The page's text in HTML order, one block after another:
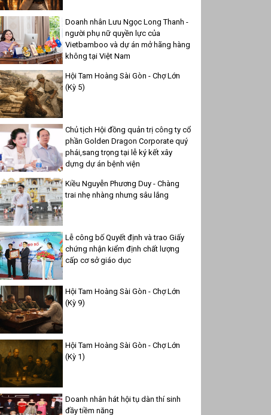
Doanh nhân Lưu Ngọc Long Thanh -
người phụ nữ quyền lực của
Vietbamboo và dự án mở hãng hàng
không tại Việt Nam
Hội Tam Hoàng Sài Gòn - Chợ Lớn
(Kỳ 5)
Chủ tịch Hội đồng quản trị công ty cổ
phần Golden Dragon Corporate quý
phái,sang trọng tại lễ ký kết xây
dựng dự án bệnh viện
Kiều Nguyễn Phương Duy - Chàng
trai nhẹ nhàng nhưng sâu lắng
Lễ công bố Quyết định và trao Giấy
chứng nhận kiểm định chất lượng
cấp cơ sở giáo dục
Hội Tam Hoàng Sài Gòn - Chợ Lớn
(Kỳ 9)
Hội Tam Hoàng Sài Gòn - Chợ Lớn
(Kỳ 1)
Doanh nhân hát hội tụ dàn thí sinh
đầy tiềm năng